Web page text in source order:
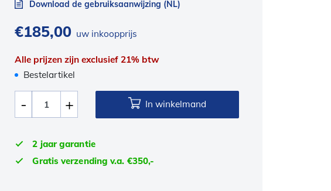
Download de gebruiksaanwijzing (NL)
€185,00 uw inkoopprijs
Alle prijzen zijn exclusief 21% btw
Bestelartikel
In winkelmand
2 jaar garantie
Gratis verzending v.a. €350,-